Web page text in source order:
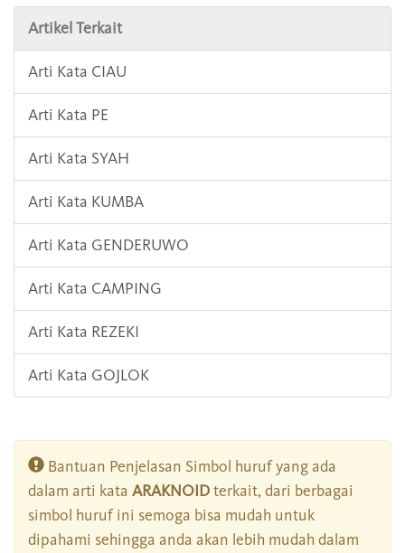
Artikel Terkait
Arti Kata CIAU
Arti Kata PE
Arti Kata SYAH
Arti Kata KUMBA
Arti Kata GENDERUWO
Arti Kata CAMPING
Arti Kata REZEKI
Arti Kata GOJLOK
Bantuan Penjelasan Simbol huruf yang ada
dalam arti kata ARAKNOIDterkait, dari berbagai
simbol huruf ini semoga bisa mudah untuk
dipahami sehingga anda akan lebih mudah dalam